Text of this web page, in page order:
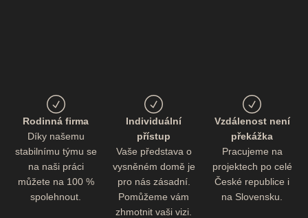
Rodinná firma
Díky našemu
stabilnímu týmu se
na naši práci
můžete na 100 %
spolehnout.
Individuální
přístup
Vaše představa o
vysněném domě je
pro nás zásadní.
Pomůžeme vám
zhmotnit vaši vizi.
Vzdálenost není
překážka
Pracujeme na
projektech po celé
České republice i
na Slovensku.